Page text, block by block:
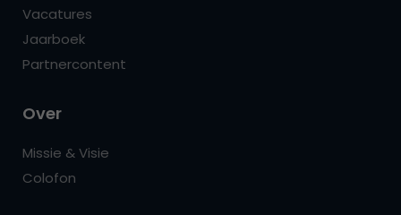
Vacatures
Jaarboek
Partnercontent
Over
Missie & Visie
Colofon